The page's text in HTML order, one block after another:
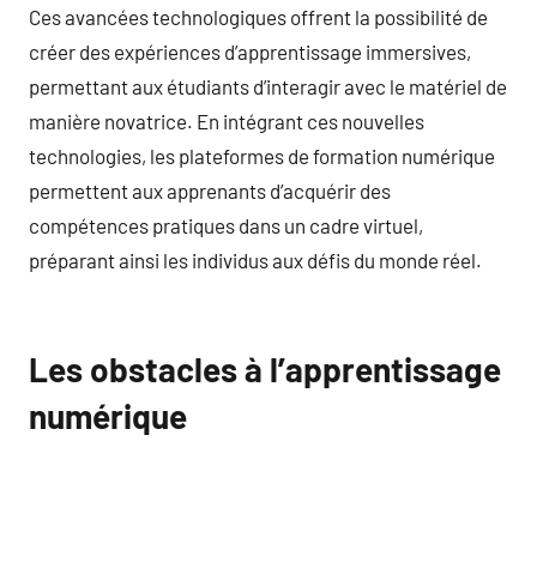
Ces avancées technologiques offrent la possibilité de
créer des expériences d’apprentissage immersives,
permettant aux étudiants d’interagir avec le matériel de
manière novatrice. En intégrant ces nouvelles
technologies, les plateformes de formation numérique
permettent aux apprenants d’acquérir des
compétences pratiques dans un cadre virtuel,
préparant ainsi les individus aux défis du monde réel.
Les obstacles à l’apprentissage
numérique